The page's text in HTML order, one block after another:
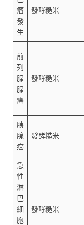
瘤
發
生
發酵糙米
前
列
腺
腺
癌
發酵糙米
胰
腺
癌
發酵糙米
急
性
淋
巴
細
胞
發酵糙米